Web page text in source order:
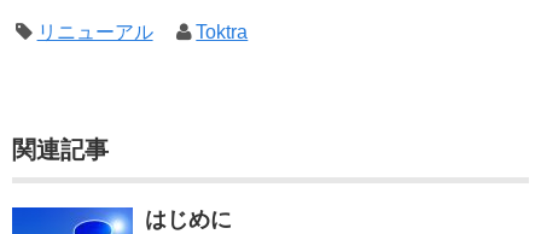
リニューアル Toktra
関連記事
はじめに